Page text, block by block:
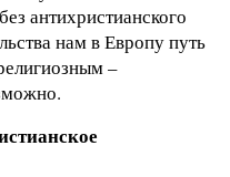
антихристианского
нам в Европу путь
–